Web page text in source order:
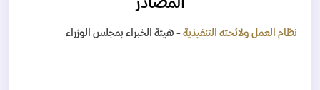
المصادر
نظام العمل ولائحته التنفيذية - هيئة الخبراء بمجلس الوزراء